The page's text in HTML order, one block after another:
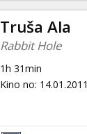
Truša Ala
Rabbit Hole
1h 31min
Kino no: 14.01.2011